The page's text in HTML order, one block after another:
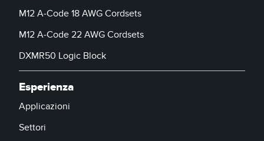
M12 A-Code 18 AWG Cordsets
M12 A-Code 22 AWG Cordsets
DXMR50 Logic Block
Esperienza
Applicazioni
Settori